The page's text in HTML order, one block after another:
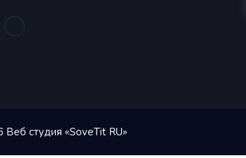
студия «SoveTit RU»